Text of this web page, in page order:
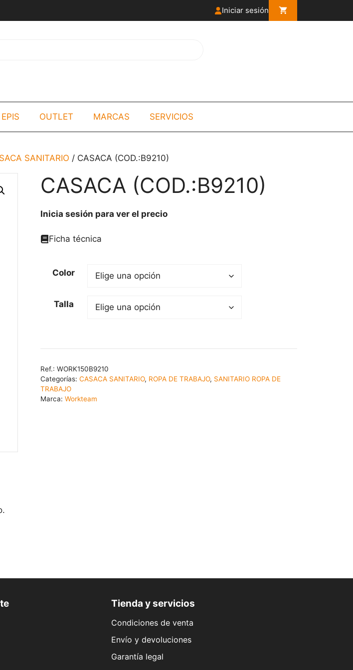
Iniciar sesión
EPIS OUTLET MARCAS SERVICIOS
SANITARIO / CASACA (COD.:B9210)
CASACA (COD.:B9210)
Inicia sesión para ver el precio
Ficha técnica
Color
Talla
Ref.: WORK150B9210
Categorías: CASACA SANITARIO, ROPA DE TRABAJO, SANITARIO ROPA DE
TRABAJO
Marca: Workteam
Tienda y servicios
Condiciones de venta
Envío y devoluciones
Garantía legal